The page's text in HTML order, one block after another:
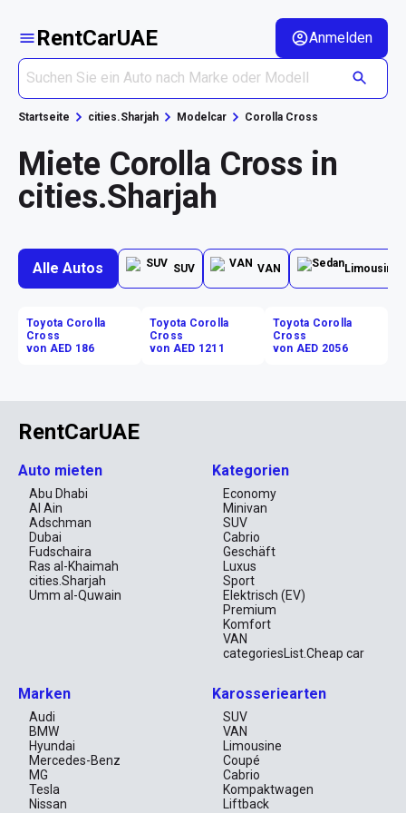
RentCarUAE Anmelden
Startseite cities.Sharjah Modelcar Corolla Cross
Miete Corolla Cross in
cities.Sharjah
Alle Autos SUV VAN Limousine
Toyota Corolla
Cross
von AED 186
Toyota Corolla
Cross
von AED 1211
Toyota Corolla
Cross
von AED 2056
RentCarUAE
Auto mieten
Abu Dhabi
Al Ain
Adschman
Dubai
Fudschaira
Ras al-Khaimah
cities.Sharjah
Umm al-Quwain
Kategorien
Economy
Minivan
SUV
Cabrio
Geschäft
Luxus
Sport
Elektrisch (EV)
Premium
Komfort
VAN
categoriesList.Cheap car
Marken
Audi
BMW
Hyundai
Mercedes-Benz
MG
Tesla
Nissan
Karosseriearten
SUV
VAN
Limousine
Coupé
Cabrio
Kompaktwagen
Liftback